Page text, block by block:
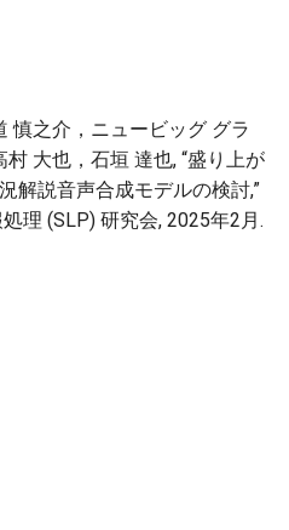
慎之介，ニュービッグ グラ
大也，石垣 達也, “盛り上が
解説音声合成モデルの検討,”
理 (SLP) 研究会, 2025年2月.